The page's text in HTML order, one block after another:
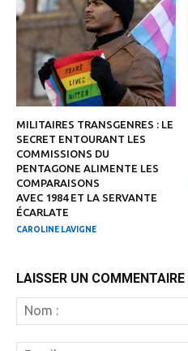
MILITAIRES TRANSGENRES : LE
SECRET ENTOURANT LES
COMMISSIONS DU
PENTAGONE ALIMENTE LES
COMPARAISONS
AVEC 1984 ET LA SERVANTE
ÉCARLATE
CAROLINE LAVIGNE
LAISSER UN COMMENTAIRE